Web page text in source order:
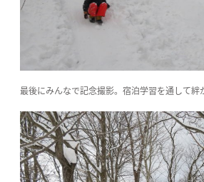
最後にみんなで記念撮影。宿泊学習を通して絆